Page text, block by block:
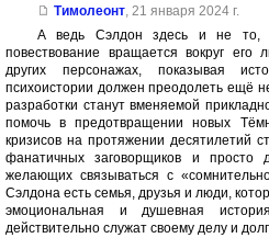
Тимолеонт, 21 января 2024 г.
А ведь Сэлдон здесь и не то,
повествование вращается вокруг его
других персонажах, показывая
психоистории должен преодолеть ещё
разработки станут вменяемой
помочь в предотвращении новых
кризисов на протяжении десятилетий
фанатичных заговорщиков и
желающих связываться с
Сэлдона есть семья, друзья и люди,
эмоциональная и душевная
действительно служат своему делу и